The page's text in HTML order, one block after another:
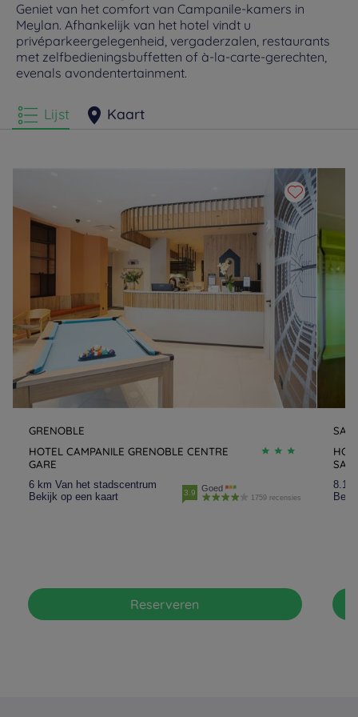
Geniet van het comfort van Campanile-kamers in
Meylan. Afhankelijk van het hotel vindt u
privéparkeergelegenheid, vergaderzalen, restaurants
met zelfbedieningsbuffetten of à-la-carte-gerechten,
evenals avondentertainment.
Lijst Kaart
GRENOBLE
HOTEL CAMPANILE GRENOBLE CENTRE
GARE
6 km Van het stadscentrum
Bekijk op een kaart
3.9 Goed
1759 recensies
Reserveren
8.1